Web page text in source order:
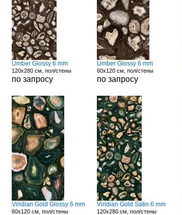
Umber Glossy 6 mm
120x280 см, пол/стены
по запросу
Umber Glossy 6 mm
60x120 см, пол/стены
по запросу
Viridian Gold Glossy 6 mm
60x120 см, пол/стены
Viridian Gold Satin 6 mm
120x280 см, пол/стены